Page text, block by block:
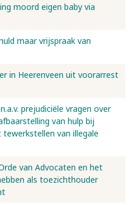
moord eigen baby via
maar vrijspraak van
in Heerenveen uit voorarrest
prejudiciële vragen over
van hulp bij
van illegale
van Advocaten en het
als toezichthouder